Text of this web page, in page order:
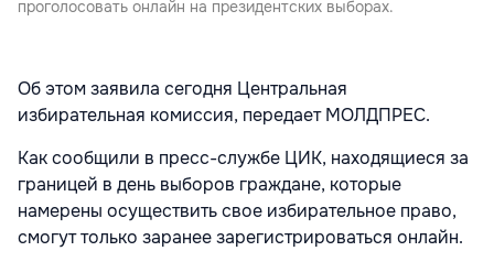
проголосовать онлайн на президентских выборах.
Об этом заявила сегодня Центральная
избирательная комиссия, передает МОЛДПРЕС.
Как сообщили в пресс-службе ЦИК, находящиеся за
границей в день выборов граждане, которые
намерены осуществить свое избирательное право,
смогут только заранее зарегистрироваться онлайн.